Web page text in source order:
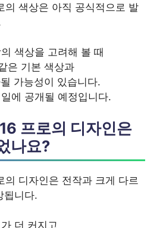
의 색상은 아직 공식적으로 발
색상을 고려해 볼 때
은 기본 색상과
가능성이 있습니다.
에 공개될 예정입니다.
프로의 디자인은
나요?
의 디자인은 전작과 크게 다르
됩니다.
더 커지고